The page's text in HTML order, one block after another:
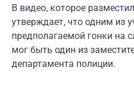
В видео, которое
утверждает, что одним из
предполагаемой гонки на
мог быть один из
департамента полиции.